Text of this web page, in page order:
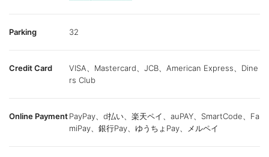
Parking 32
Credit Card
VISA、Mastercard、JCB、American Express、Dine
rs Club
Online PaymentPayPay、d払い、楽天ペイ、auPAY、SmartCode、Fa
miPay、銀行Pay、ゆうちょPay、メルペイ